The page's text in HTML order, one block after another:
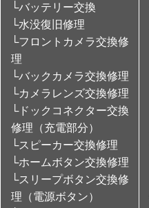
└バッテリー交換
└水没復旧修理
└フロントカメラ交換修
理
└バックカメラ交換修理
└カメラレンズ交換修理
└ドックコネクター交換
修理（充電部分）
└スピーカー交換修理
└ホームボタン交換修理
└スリープボタン交換修
理（電源ボタン）